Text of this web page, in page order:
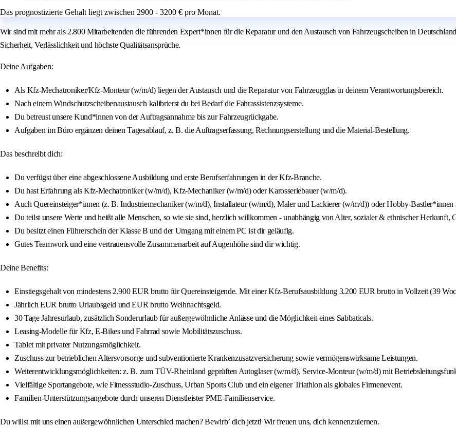
Das prognostizierte Gehalt liegt zwischen 2900 - 3200 € pro Monat.
Wir sind mit mehr als 2.800 Mitarbeitenden die führenden Expert*innen für die Reparatur und den Austausch von Fahrzeugscheiben in
Sicherheit, Verlässlichkeit und höchste Qualitätsansprüche.
Deine Aufgaben:
Als Kfz-Mechatroniker/Kfz-Monteur (w/m/d) liegen der Austausch und die Reparatur von Fahrzeugglas in deinem Verantwortungsbereich.
Nach einem Windschutzscheibenaustausch kalibrierst du bei Bedarf die Fahrassistenzsysteme.
Du betreust unsere Kund*innen von der Auftragsannahme bis zur Fahrzeugrückgabe.
Aufgaben im Büro ergänzen deinen Tagesablauf, z. B. die Auftragserfassung, Rechnungserstellung und die Material-Bestellung.
Das beschreibt dich:
Du verfügst über eine abgeschlossene Ausbildung und erste Berufserfahrungen in der Kfz-Branche.
Du hast Erfahrung als Kfz-Mechatroniker (w/m/d), Kfz-Mechaniker (w/m/d) oder Karosseriebauer (w/m/d).
Auch Quereinsteiger*innen (z. B. Industriemechaniker (w/m/d), Installateur (w/m/d), Maler und Lackierer (w/m/d)) oder Hobby-
Du teilst unsere Werte und heißt alle Menschen, so wie sie sind, herzlich willkommen - unabhängig von Alter, sozialer & ethnischer
Du besitzt einen Führerschein der Klasse B und der Umgang mit einem PC ist dir geläufig.
Gutes Teamwork und eine vertrauensvolle Zusammenarbeit auf Augenhöhe sind dir wichtig.
Deine Benefits:
Einstiegsgehalt von mindestens 2.900 EUR brutto für Quereinsteigende. Mit einer Kfz-Berufsausbildung 3.200 EUR brutto in Vollzeit (39
Jährlich EUR brutto Urlaubsgeld und EUR brutto Weihnachtsgeld.
30 Tage Jahresurlaub, zusätzlich Sonderurlaub für außergewöhnliche Anlässe und die Möglichkeit eines Sabbaticals.
Leasing-Modelle für Kfz, E-Bikes und Fahrrad sowie Mobilitätszuschuss.
Tablet mit privater Nutzungsmöglichkeit.
Zuschuss zur betrieblichen Altersvorsorge und subventionierte Krankenzusatzversicherung sowie vermögenswirksame Leistungen.
Weiterentwicklungsmöglichkeiten: z. B. zum TÜV-Rheinland geprüften Autoglaser (w/m/d), Service-Monteur (w/m/d) mit
Vielfältige Sportangebote, wie Fitnessstudio-Zuschuss, Urban Sports Club und ein eigener Triathlon als globales Firmenevent.
Familien-Unterstützungsangebote durch unseren Dienstleister PME-Familienservice.
Du willst mit uns einen außergewöhnlichen Unterschied machen? Bewirb’ dich jetzt! Wir freuen uns, dich kennenzulernen.